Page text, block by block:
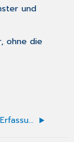
und
ohne die
Strukturierte Erfassung von Anamnese- und Befund-Daten